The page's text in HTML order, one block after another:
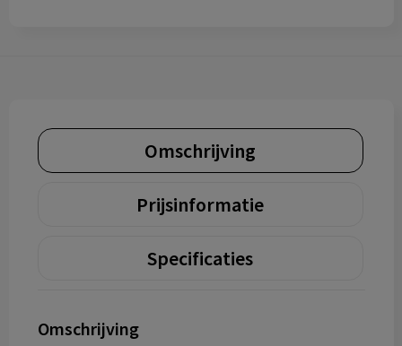
Omschrijving
Prijsinformatie
Specificaties
Omschrijving